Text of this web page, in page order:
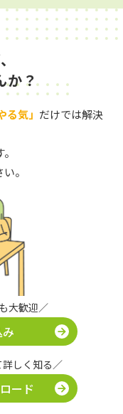
か？
る気」 だけでは解決
。
大歓迎／
しく知る／
ード